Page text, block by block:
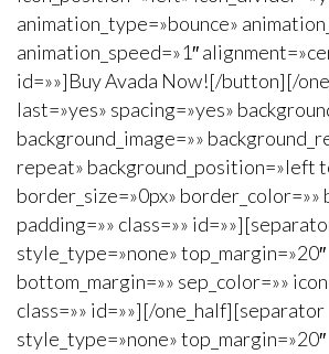
animation_type=»bounce»
animation_speed=»1″
id=»»]Buy Avada Now![/button][/
last=»yes» spacing=»yes»
background_image=»»
repeat» background_position=»left
border_size=»0px» border_color=»»
padding=»» class=»»
style_type=»none» top_margin=»20″
bottom_margin=»» sep_color=»»
class=»» id=»»][/one_half][separator
style_type=»none» top_margin=»20″